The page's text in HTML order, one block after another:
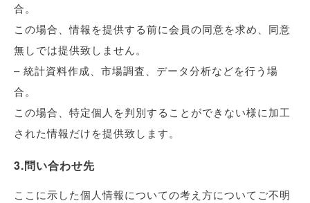
合。
この場合、情報を提供する前に会員の同意を求め、同意
無しでは提供致しません。
– 統計資料作成、市場調査、データ分析などを行う場
合。
この場合、特定個人を判別することができない様に加工
された情報だけを提供致します。
3.問い合わせ先
ここに示した個人情報についての考え方についてご不明